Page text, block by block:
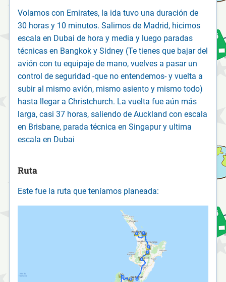
Volamos con Emirates, la ida tuvo una duración de
30 horas y 10 minutos. Salimos de Madrid, hicimos
escala en Dubai de hora y media y luego paradas
técnicas en Bangkok y Sidney (Te tienes que bajar del
avión con tu equipaje de mano, vuelves a pasar un
control de seguridad -que no entendemos- y vuelta a
subir al mismo avión, mismo asiento y mismo todo)
hasta llegar a Christchurch. La vuelta fue aún más
larga, casi 37 horas, saliendo de Auckland con escala
en Brisbane, parada técnica en Singapur y ultima
escala en Dubai
Ruta
Este fue la ruta que teníamos planeada: